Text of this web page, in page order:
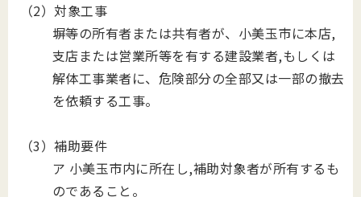
（2）対象工事
塀等の所有者または共有者が、小美玉市に本店,
支店または営業所等を有する建設業者,もしくは
解体工事業者に、危険部分の全部又は一部の撤去
を依頼する工事。
（3）補助要件
ア 小美玉市内に所在し,補助対象者が所有するも
のであること。